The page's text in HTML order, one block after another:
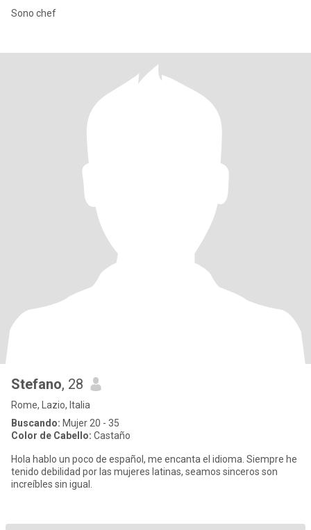
Sono chef
Stefano, 28
Rome, Lazio, Italia
Buscando: Mujer 20 - 35
Color de Cabello: Castaño
Hola hablo un poco de español, me encanta el idioma. Siempre he
tenido debilidad por las mujeres latinas, seamos sinceros son
increíbles sin igual.